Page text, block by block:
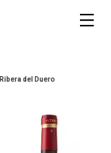
Ribera del Duero